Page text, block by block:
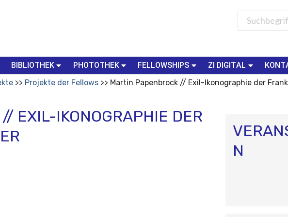
BIBLIOTHEK PHOTOTHEK FELLOWSHIPS ZI DIGITAL
Projekte der Fellows Martin Papenbrock // Exil-Ikonographie der
EXIL-IKONOGRAPHIE DER
N